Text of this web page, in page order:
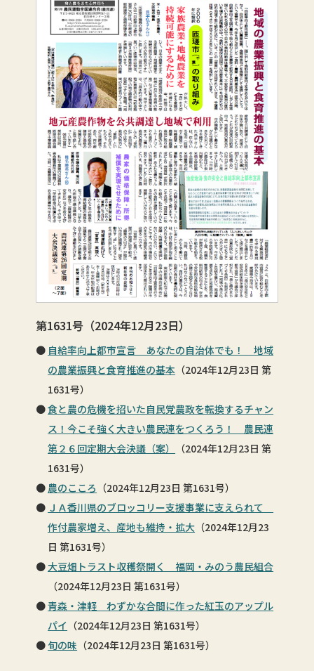
第1631号（2024年12月23日）
自給率向上都市宣言 あなたの自治体でも！ 地域
の農業振興と食育推進の基本 （2024年12月23日 第
1631号）
食と農の危機を招いた自民党農政を転換するチャン
ス！今こそ強く大きい農民連をつくろう！ 農民連
第２６回定期大会決議（案）
（2024年12月23日 第
1631号）
農のこころ （2024年12月23日 第1631号）
ＪＡ香川県のブロッコリー支援事業に支えられて
作付農家増え、産地も維持・拡大 （2024年12月23
日 第1631号）
大豆畑トラスト収穫祭開く 福岡・みのう農民組合
（2024年12月23日 第1631号）
青森・津軽 わずかな合間に作った紅玉のアップル
パイ （2024年12月23日 第1631号）
旬の味 （2024年12月23日 第1631号）